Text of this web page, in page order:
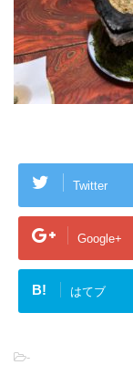
Twitter
Google+
B! はてブ
-